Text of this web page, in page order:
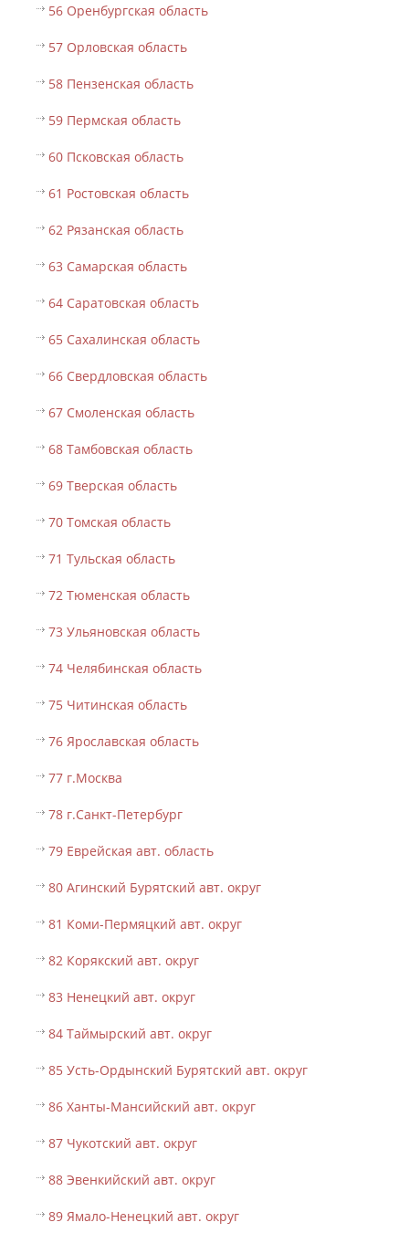
56 Оренбургская область
57 Орловская область
58 Пензенская область
59 Пермская область
60 Псковская область
61 Ростовская область
62 Рязанская область
63 Самарская область
64 Саратовская область
65 Сахалинская область
66 Свердловская область
67 Смоленская область
68 Тамбовская область
69 Тверская область
70 Томская область
71 Тульская область
72 Тюменская область
73 Ульяновская область
74 Челябинская область
75 Читинская область
76 Ярославская область
77 г.Москва
78 г.Санкт-Петербург
79 Еврейская авт. область
80 Агинский Бурятский авт. округ
81 Коми-Пермяцкий авт. округ
82 Корякский авт. округ
83 Ненецкий авт. округ
84 Таймырский авт. округ
85 Усть-Ордынский Бурятский авт. округ
86 Ханты-Мансийский авт. округ
87 Чукотский авт. округ
88 Эвенкийский авт. округ
89 Ямало-Ненецкий авт. округ